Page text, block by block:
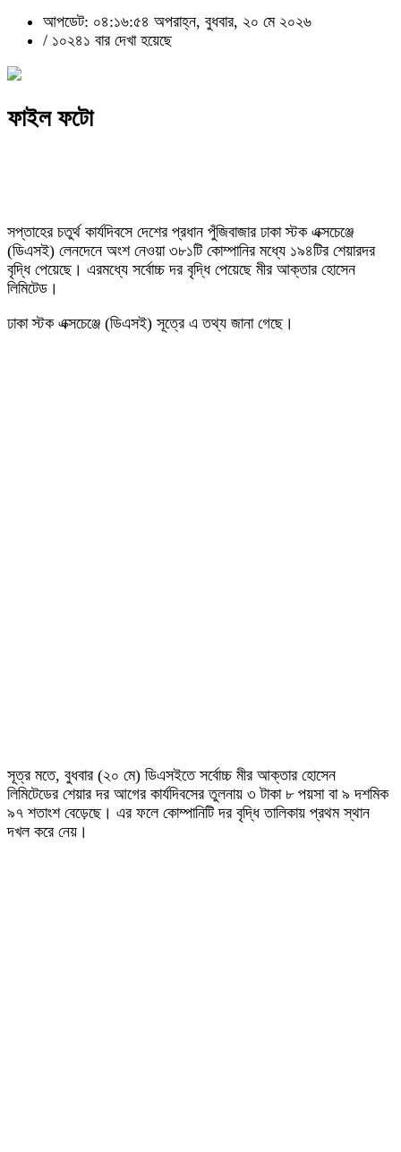
আপডেট: ০৪:১৬:৫৪ অপরাহ্ন, বুধবার, ২০ মে ২০২৬
/ ১০২৪১ বার দেখা হয়েছে
ফাইল ফটো
সপ্তাহের চতুর্থ কার্যদিবসে দেশের প্রধান পুঁজিবাজার ঢাকা স্টক এক্সচেঞ্জে
(ডিএসই) লেনদেনে অংশ নেওয়া ৩৮১টি কোম্পানির মধ্যে ১৯৪টির শেয়ারদর
বৃদ্ধি পেয়েছে। এরমধ্যে সর্বোচ্চ দর বৃদ্ধি পেয়েছে মীর আক্তার হোসেন
লিমিটেড।
ঢাকা স্টক এক্সচেঞ্জে (ডিএসই) সূত্রে এ তথ্য জানা গেছে।
সূত্র মতে, বুধবার (২০ মে) ডিএসইতে সর্বোচ্চ মীর আক্তার হোসেন
লিমিটেডের শেয়ার দর আগের কার্যদিবসের তুলনায় ৩ টাকা ৮ পয়সা বা ৯ দশমিক
৯৭ শতাংশ বেড়েছে। এর ফলে কোম্পানিটি দর বৃদ্ধি তালিকায় প্রথম স্থান
দখল করে নেয়।